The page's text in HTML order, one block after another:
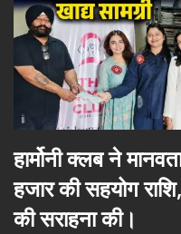
हार्मोनी क्लब ने
हजार की सहयोग
की सराहना की।